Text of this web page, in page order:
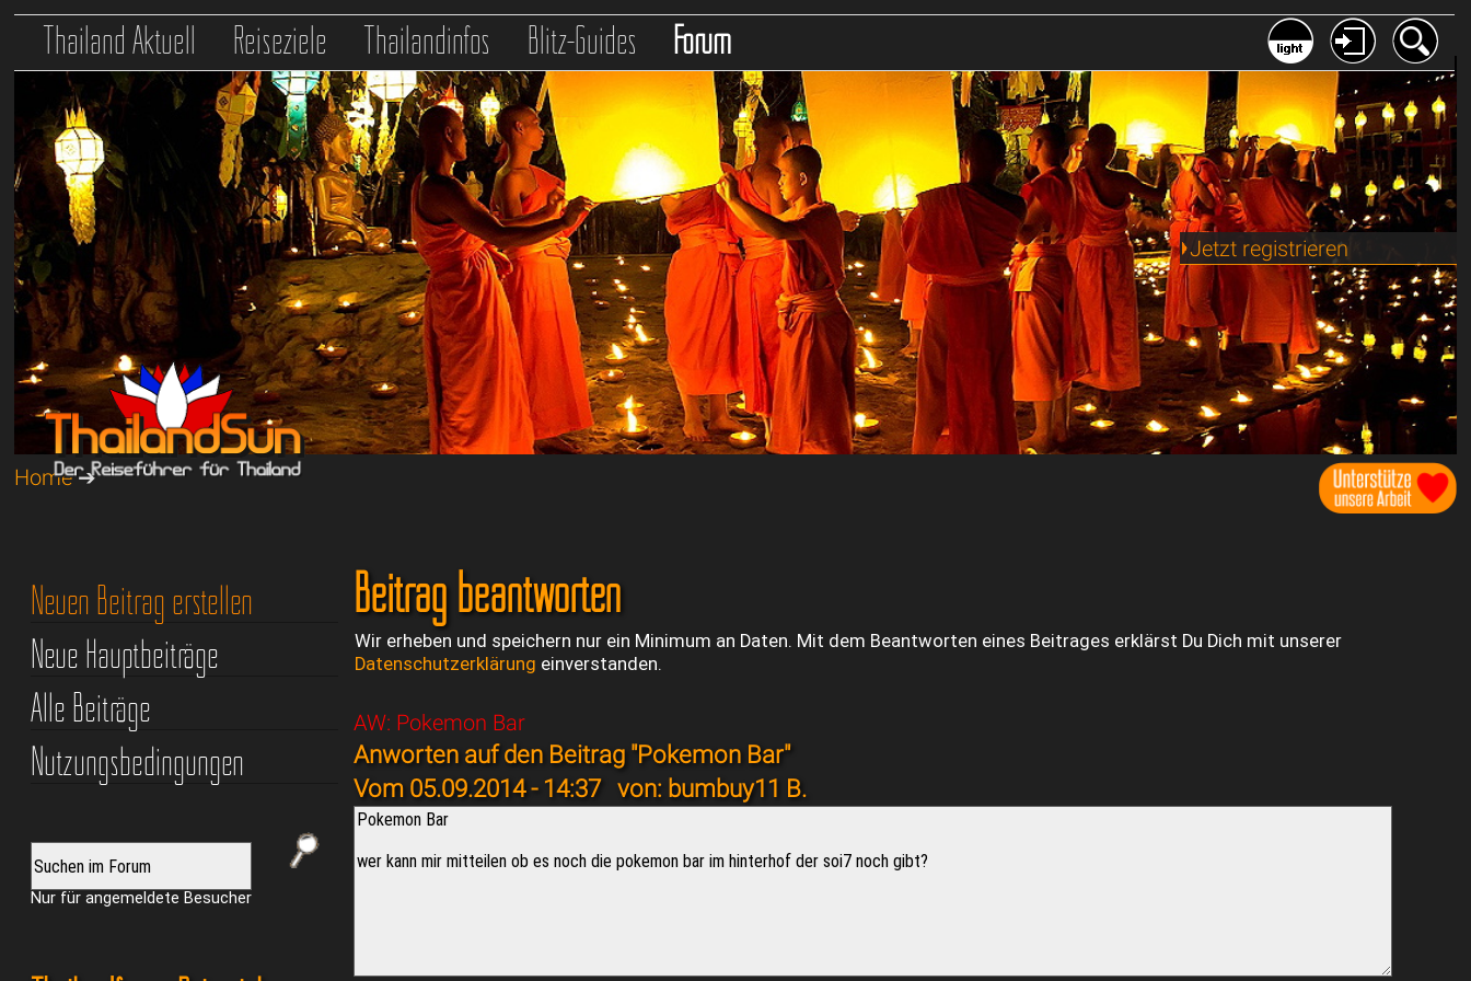
Thailand Aktuell Reiseziele Thailandinfos Blitz-Guides Forum
Jetzt registrieren
Home➔
Beitrag beantworten
Wir erheben und speichern nur ein Minimum an Daten. Mit dem Beantworten eines Beitrages erklärst Du Dich mit unserer
Datenschutzerklärung einverstanden.
AW: Pokemon Bar
Anworten auf den Beitrag "Pokemon Bar"
Vom 05.09.2014 - 14:37von: bumbuy11 B.
Neuen Beitrag erstellen
Neue Hauptbeiträge
Alle Beiträge
Nutzungsbedingungen
Nur für angemeldete Besucher